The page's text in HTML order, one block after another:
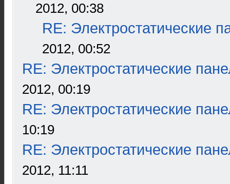
2012, 00:38
RE: Электростатические
2012, 00:52
RE: Электростатические
2012, 00:19
RE: Электростатические
10:19
RE: Электростатические
2012, 11:11